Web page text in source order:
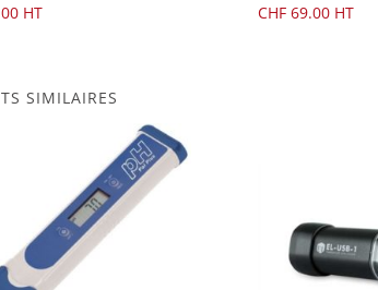
CHF 69.00
SIMILAIRES